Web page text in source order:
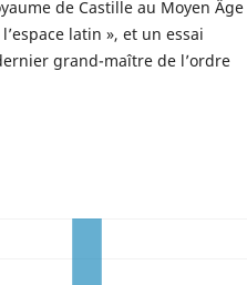
de Castille au Moyen Âge
latin », et un essai
grand-maître de l’ordre